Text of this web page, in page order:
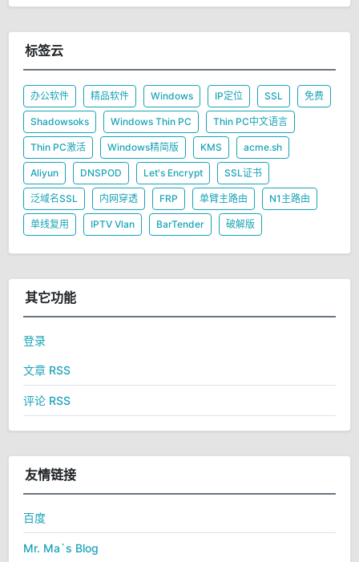
标签云
办公软件 精品软件 Windows IP定位 SSL 免费
Shadowsoks Windows Thin PC Thin PC中文语言
Thin PC激活 Windows精简版 KMS acme.sh
Aliyun DNSPOD Let's Encrypt SSL证书
泛域名SSL 内网穿透 FRP 单臂主路由 N1主路由
单线复用 IPTV Vlan BarTender 破解版
其它功能
登录
文章 RSS
评论 RSS
友情链接
百度
Mr. Ma`s Blog